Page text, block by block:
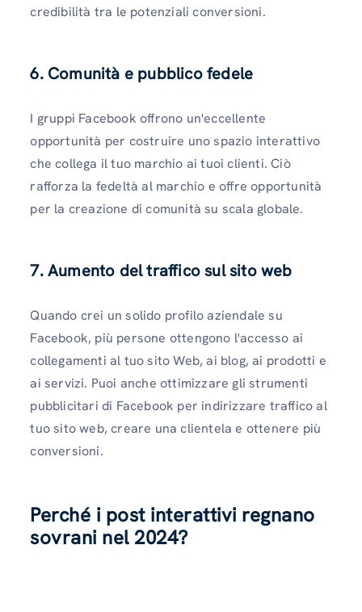
credibilità tra le potenziali conversioni.
6. Comunità e pubblico fedele
I gruppi Facebook offrono un'eccellente
opportunità per costruire uno spazio interattivo
che collega il tuo marchio ai tuoi clienti. Ciò
rafforza la fedeltà al marchio e offre opportunità
per la creazione di comunità su scala globale.
7. Aumento del traffico sul sito web
Quando crei un solido profilo aziendale su
Facebook, più persone ottengono l'accesso ai
collegamenti al tuo sito Web, ai blog, ai prodotti e
ai servizi. Puoi anche ottimizzare gli strumenti
pubblicitari di Facebook per indirizzare traffico al
tuo sito web, creare una clientela e ottenere più
conversioni.
Perché i post interattivi regnano
sovrani nel 2024?